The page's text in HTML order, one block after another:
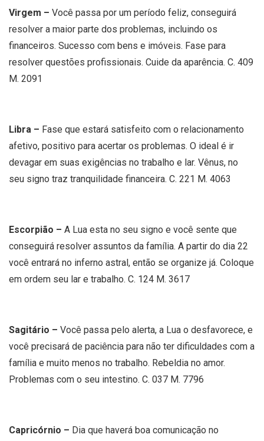
Virgem – Você passa por um período feliz, conseguirá
resolver a maior parte dos problemas, incluindo os
financeiros. Sucesso com bens e imóveis. Fase para
resolver questões profissionais. Cuide da aparência. C. 409
M. 2091
Libra – Fase que estará satisfeito com o relacionamento
afetivo, positivo para acertar os problemas. O ideal é ir
devagar em suas exigências no trabalho e lar. Vênus, no
seu signo traz tranquilidade financeira. C. 221 M. 4063
Escorpião – A Lua esta no seu signo e você sente que
conseguirá resolver assuntos da família. A partir do dia 22
você entrará no inferno astral, então se organize já. Coloque
em ordem seu lar e trabalho. C. 124 M. 3617
Sagitário – Você passa pelo alerta, a Lua o desfavorece, e
você precisará de paciência para não ter dificuldades com a
família e muito menos no trabalho. Rebeldia no amor.
Problemas com o seu intestino. C. 037 M. 7796
Capricórnio – Dia que haverá boa comunicação no